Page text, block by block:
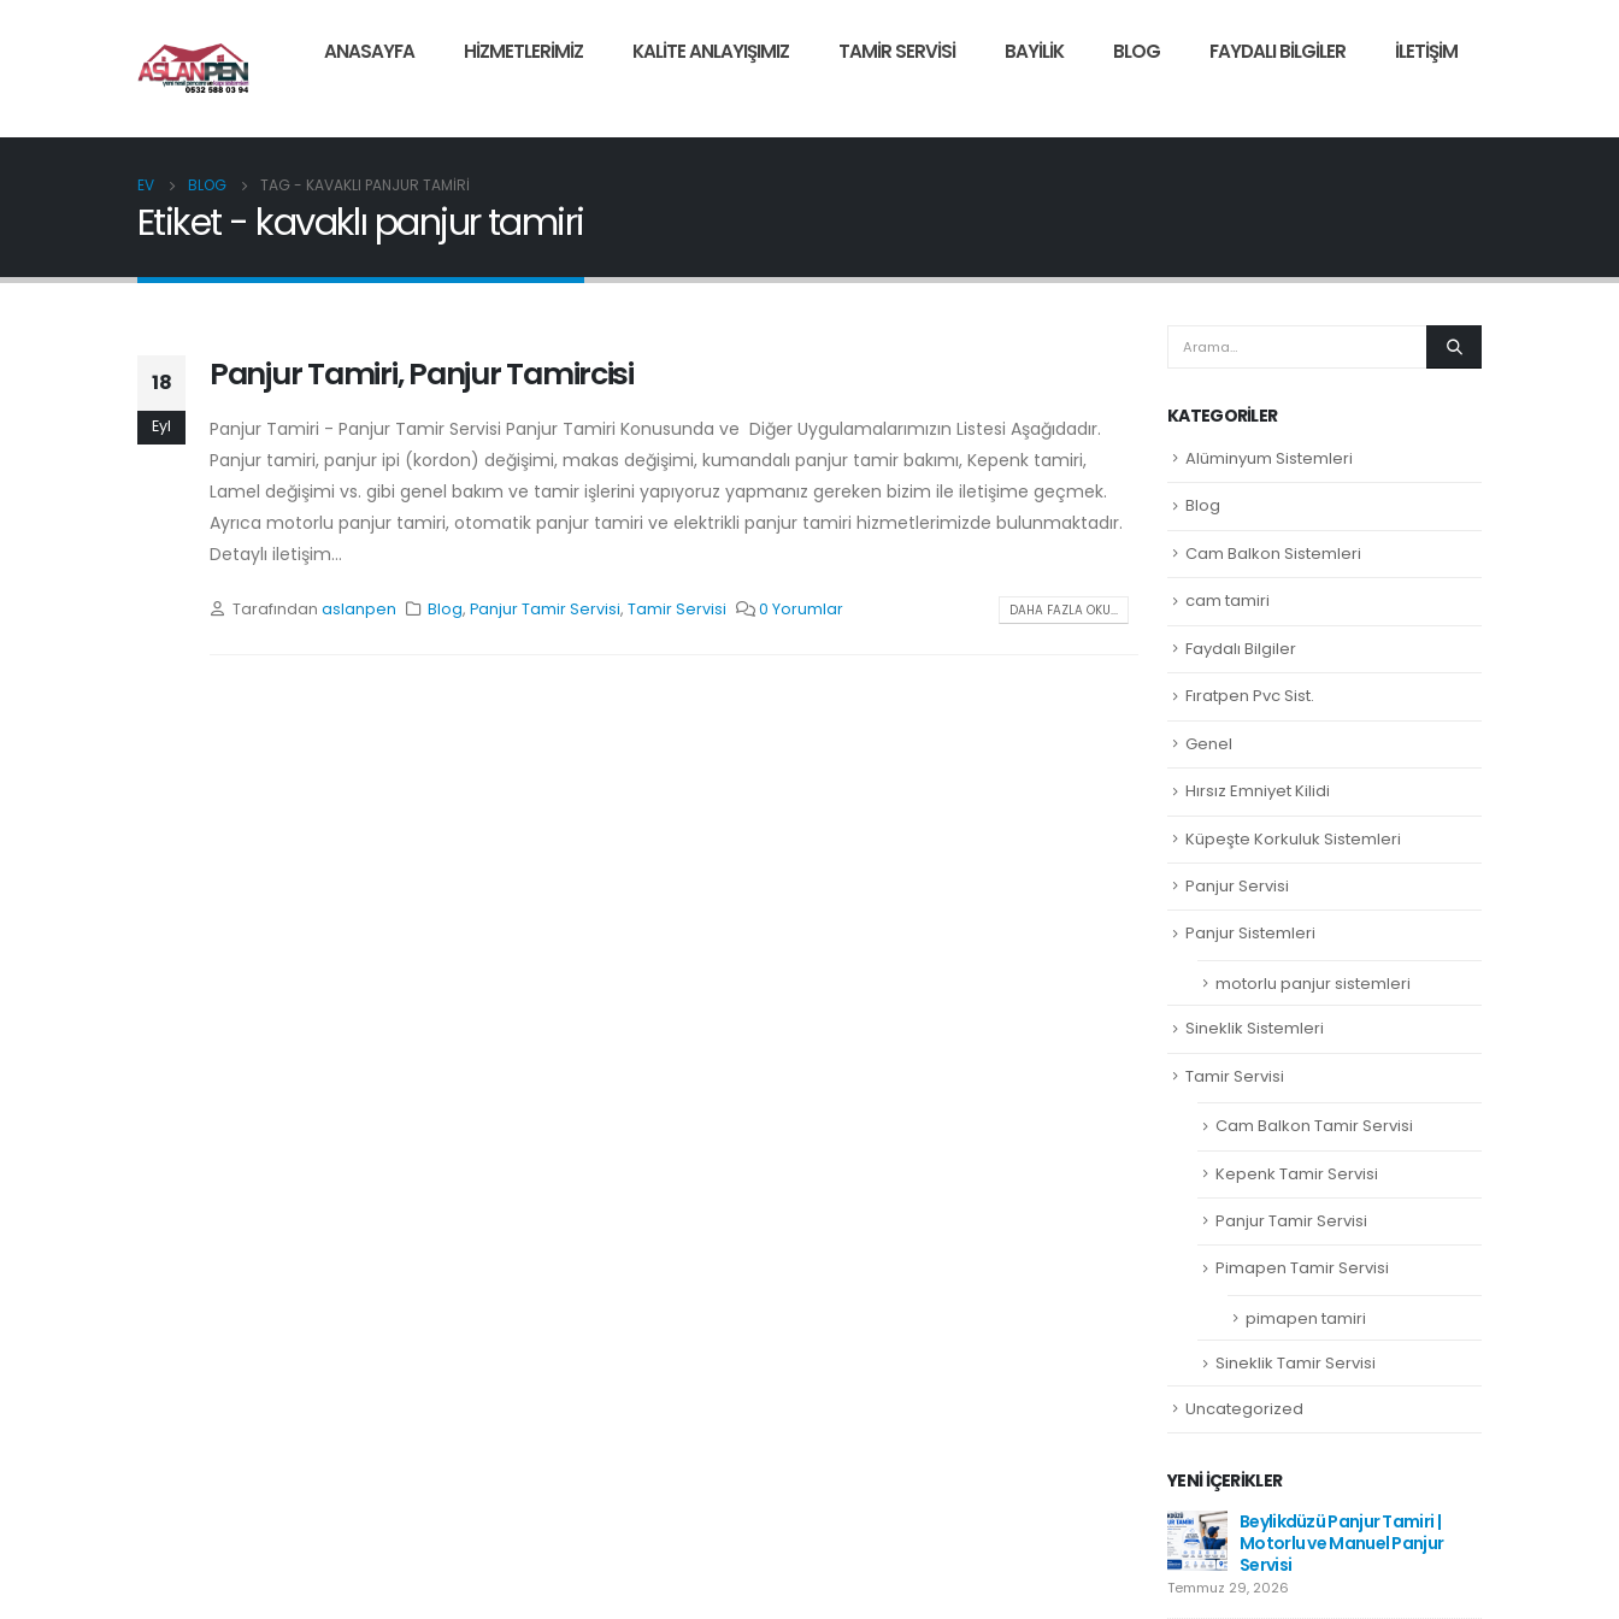
ANASAYFA HIZMETLERIMIZ KALITE ANLAYIŞIMIZ TAMIR SERVISI BAYILIK BLOG FAYDALI BILGILER İLETIŞIM
EV BLOG TAG - KAVAKLI PANJUR TAMIRI
Etiket - kavaklı panjur tamiri
18
Eyl
Panjur Tamiri, Panjur Tamircisi
Panjur Tamiri - Panjur Tamir Servisi Panjur Tamiri Konusunda ve Diğer Uygulamalarımızın Listesi Aşağıdadır.
Panjur tamiri, panjur ipi (kordon) değişimi, makas değişimi, kumandalı panjur tamir bakımı, Kepenk tamiri,
Lamel değişimi vs. gibi genel bakım ve tamir işlerini yapıyoruz yapmanız gereken bizim ile iletişime geçmek.
Ayrıca motorlu panjur tamiri, otomatik panjur tamiri ve elektrikli panjur tamiri hizmetlerimizde bulunmaktadır.
Detaylı iletişim...
Tarafından aslanpen Blog,Panjur Tamir Servisi,Tamir Servisi 0 Yorumlar DAHA FAZLA OKU...
KATEGORILER
Alüminyum Sistemleri
Blog
Cam Balkon Sistemleri
cam tamiri
Faydalı Bilgiler
Fıratpen Pvc Sist.
Genel
Hırsız Emniyet Kilidi
Küpeşte Korkuluk Sistemleri
Panjur Servisi
Panjur Sistemleri
motorlu panjur sistemleri
Sineklik Sistemleri
Tamir Servisi
Cam Balkon Tamir Servisi
Kepenk Tamir Servisi
Panjur Tamir Servisi
Pimapen Tamir Servisi
pimapen tamiri
Sineklik Tamir Servisi
Uncategorized
YENI İÇERIKLER
Beylikdüzü Panjur Tamiri |
Motorlu ve Manuel Panjur
Servisi
Temmuz 29, 2026